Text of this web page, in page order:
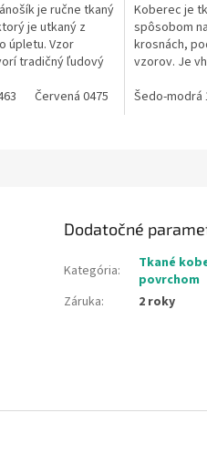
Modrá 0892 Modrá 0543
je ručne tkaný
je utkaný z
úpletu. Vzor
tradičný ľudový
Červená 0475 Červená 0484
Koberec je
spôsobom
krosnách,
vzorov. Je
chalupu.
Šedo-modrá
Dodatočné
Kategória:
Tkané
povrchom
Záruka: 2 roky